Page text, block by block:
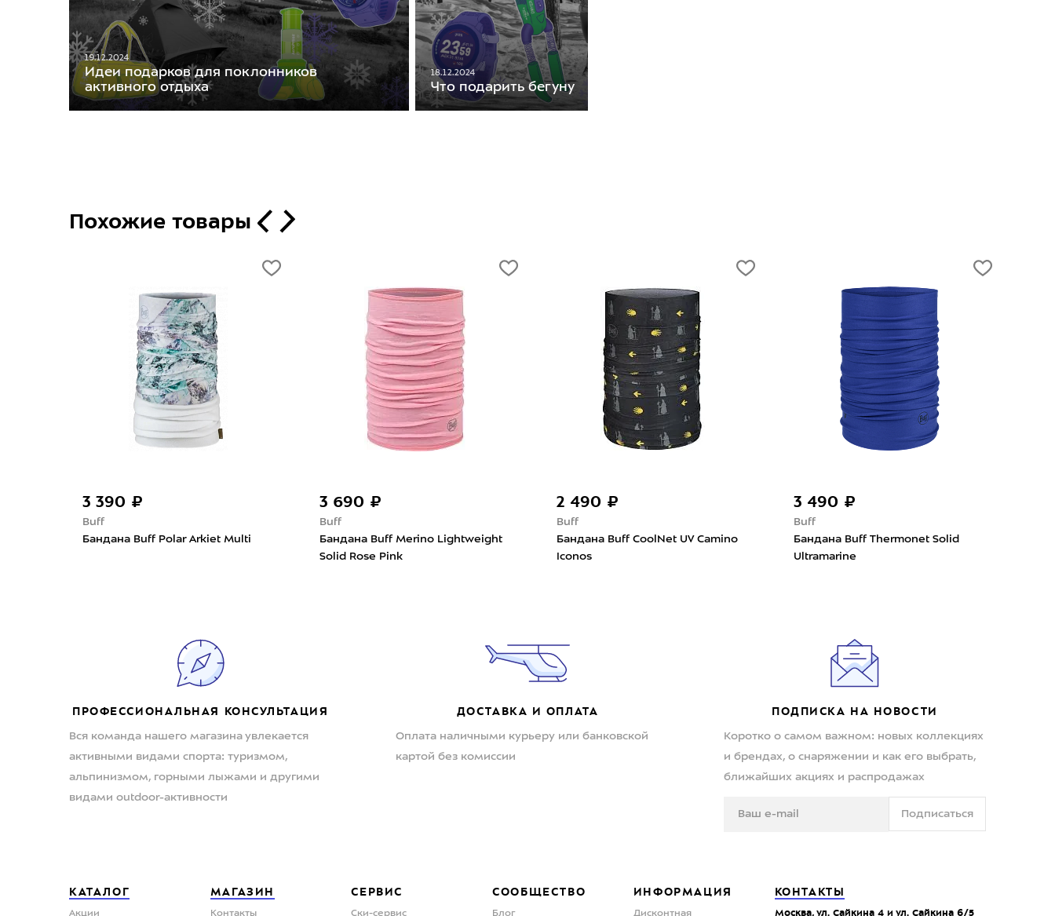
19.12.2024
Идеи подарков для поклонников
активного отдыха
18.12.2024
Что подарить бегуну
Похожие товары
3 390 ₽
Buff
Бандана Buff Polar Arkiet Multi
3 690 ₽
Buff
Бандана Buff Merino Lightweight
Solid Rose Pink
2 490 ₽
Buff
Бандана Buff CoolNet UV Camino
Iconos
3 490 ₽
Buff
Бандана Buff Thermonet Solid
Ultramarine
ПРОФЕССИОНАЛЬНАЯ КОНСУЛЬТАЦИЯ
Вся команда нашего магазина увлекается
активными видами спорта: туризмом,
альпинизмом, горными лыжами и другими
видами outdoor-активности
ДОСТАВКА И ОПЛАТА
Оплата наличными курьеру или банковской
картой без комиссии
ПОДПИСКА НА НОВОСТИ
Коротко о самом важном: новых коллекциях
и брендах, о снаряжении и как его выбрать,
ближайших акциях и распродажах
Подписаться
КАТАЛОГ
Акции
МАГАЗИН
Контакты
СЕРВИС
Ски-сервис
СООБЩЕСТВО
Блог
ИНФОРМАЦИЯ
Дисконтная
КОНТАКТЫ
Москва, ул. Сайкина 4 и ул. Сайкина 6/5